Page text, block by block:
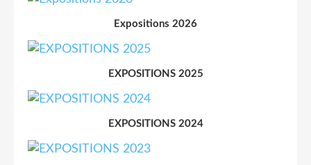
Expositions 2026
EXPOSITIONS 2025
EXPOSITIONS 2024